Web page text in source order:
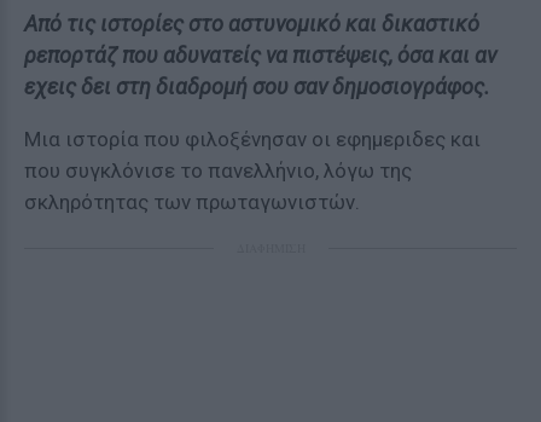
Από τις ιστορίες στο αστυνομικό και δικαστικό
ρεπορτάζ που αδυνατείς να πιστέψεις, όσα και αν
εχεις δει στη διαδρομή σου σαν δημοσιογράφος.
Μια ιστορία που φιλοξένησαν οι εφημεριδες και
που συγκλόνισε το πανελλήνιο, λόγω της
σκληρότητας των πρωταγωνιστών.